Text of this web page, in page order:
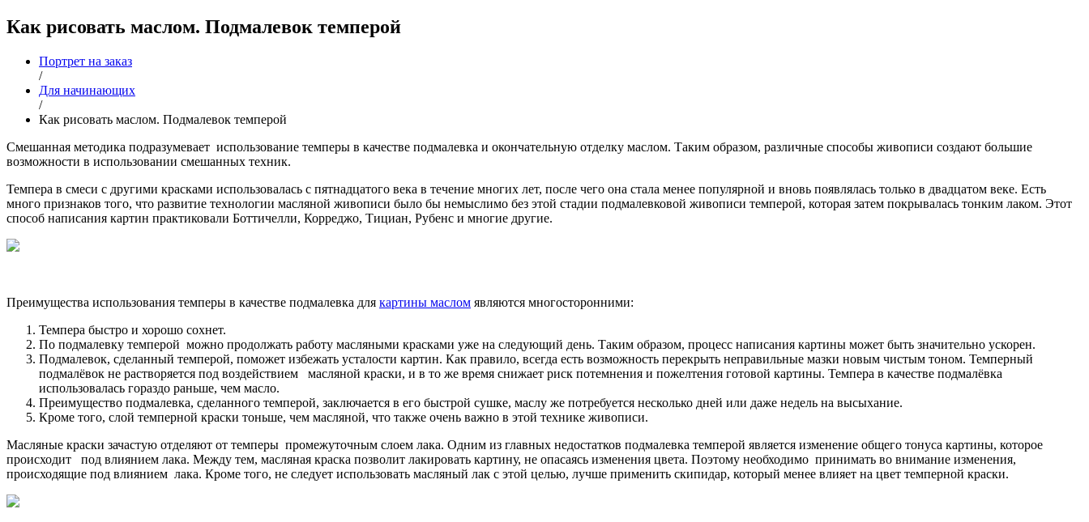
Как рисовать маслом. Подмалевок темперой
Портрет на заказ
/
Для начинающих
/
Как рисовать маслом. Подмалевок темперой
Смешанная методика подразумевает использование темперы в качестве подмалевка и окончательную отделку маслом. Таким образом, различные способы живописи создают большие
возможности в использовании смешанных техник.
Темпера в смеси с другими красками использовалась с пятнадцатого века в течение многих лет, после чего она стала менее популярной и вновь появлялась только в двадцатом веке. Есть
много признаков того, что развитие технологии масляной живописи было бы немыслимо без этой стадии подмалевковой живописи темперой, которая затем покрывалась тонким лаком. Этот
способ написания картин практиковали Боттичелли, Корреджо, Тициан, Рубенс и многие другие.
Преимущества использования темперы в качестве подмалевка для картины маслом являются многосторонними:
Темпера быстро и хорошо сохнет.
По подмалевку темперой можно продолжать работу масляными красками уже на следующий день. Таким образом, процесс написания картины может быть значительно ускорен.
Подмалевок, сделанный темперой, поможет избежать усталости картин. Как правило, всегда есть возможность перекрыть неправильные мазки новым чистым тоном. Темперный
подмалёвок не растворяется под воздействием масляной краски, и в то же время снижает риск потемнения и пожелтения готовой картины. Темпера в качестве подмалёвка
использовалась гораздо раньше, чем масло.
Преимущество подмалевка, сделанного темперой, заключается в его быстрой сушке, маслу же потребуется несколько дней или даже недель на высыхание.
Кроме того, слой темперной краски тоньше, чем масляной, что также очень важно в этой технике живописи.
Масляные краски зачастую отделяют от темперы промежуточным слоем лака. Одним из главных недостатков подмалевка темперой является изменение общего тонуса картины, которое
происходит под влиянием лака. Между тем, масляная краска позволит лакировать картину, не опасаясь изменения цвета. Поэтому необходимо принимать во внимание изменения,
происходящие под влиянием лака. Кроме того, не следует использовать масляный лак с этой целью, лучше применить скипидар, который менее влияет на цвет темперной краски.